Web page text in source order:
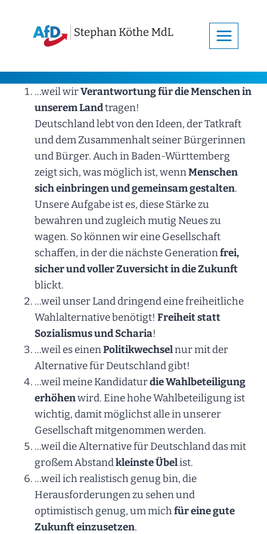
springen
…weil wirVerantwortung für die Menschen in
unserem Landtragen!
Deutschland lebt von den Ideen, der Tatkraft
und dem Zusammenhalt seiner Bürgerinnen
und Bürger. Auch in Baden-Württemberg
zeigt sich, was möglich ist, wennMenschen
sich einbringen und gemeinsam gestalten.
Unsere Aufgabe ist es, diese Stärke zu
bewahren und zugleich mutig Neues zu
wagen. So können wir eine Gesellschaft
schaffen, in der die nächste Generationfrei,
sicher und voller Zuversicht in die Zukunft
blickt.
…weil unser Land dringend eine freiheitliche
Wahlalternative benötigt! Freiheit statt
Sozialismus und Scharia!
…weil es einenPolitikwechselnur mit der
Alternative für Deutschland gibt!
…weil meine Kandidaturdie Wahlbeteiligung
erhöhenwird. Eine hohe Wahlbeteiligung ist
wichtig, damit möglichst alle in unserer
Gesellschaft mitgenommen werden.
…weil die Alternative für Deutschland das mit
großem Abstandkleinste Übelist.
…weil ich realistisch genug bin, die
Herausforderungen zu sehen und
optimistisch genug, um michfür eine gute
Zukunft einzusetzen.